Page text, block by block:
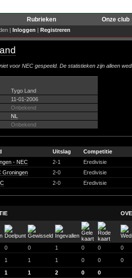
Rubrieken Onze club
| Inloggen | Registreren
voor NEC gespeeld. De statistieken zijn alleen
Tygo Land
11-01-2006
Onbekend
NL
Onbekend
Uitslag
Competitie
- NEC 2-1
Eredivisie
Groningen 2-0
Eredivisie
2-0 Eredivisie
0 0 1 0 0
0
1 1 1 0 0 0
1 1 2 0 0